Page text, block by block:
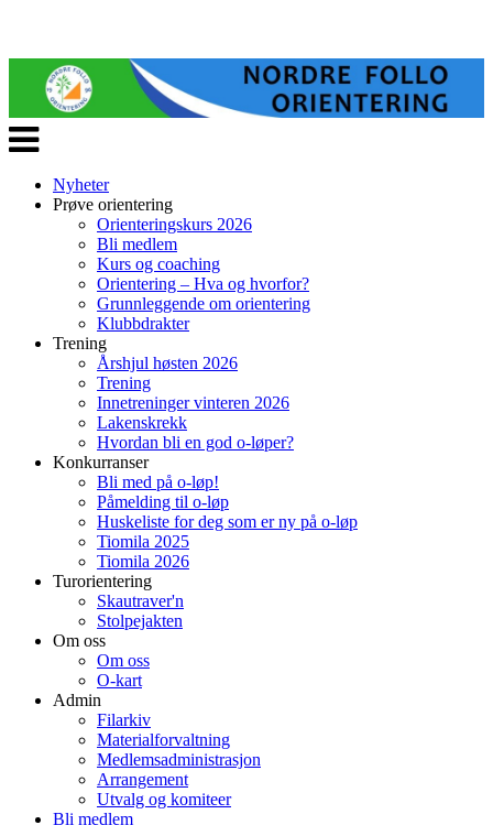
Veksle
navigasjon
Nyheter
Prøve orientering
Orienteringskurs 2026
Bli medlem
Kurs og coaching
Orientering – Hva og hvorfor?
Grunnleggende om orientering
Klubbdrakter
Trening
Årshjul høsten 2026
Trening
Innetreninger vinteren 2026
Lakenskrekk
Hvordan bli en god o-løper?
Konkurranser
Bli med på o-løp!
Påmelding til o-løp
Huskeliste for deg som er ny på o-løp
Tiomila 2025
Tiomila 2026
Turorientering
Skautraver'n
Stolpejakten
Om oss
Om oss
O-kart
Admin
Filarkiv
Materialforvaltning
Medlemsadministrasjon
Arrangement
Utvalg og komiteer
Bli medlem